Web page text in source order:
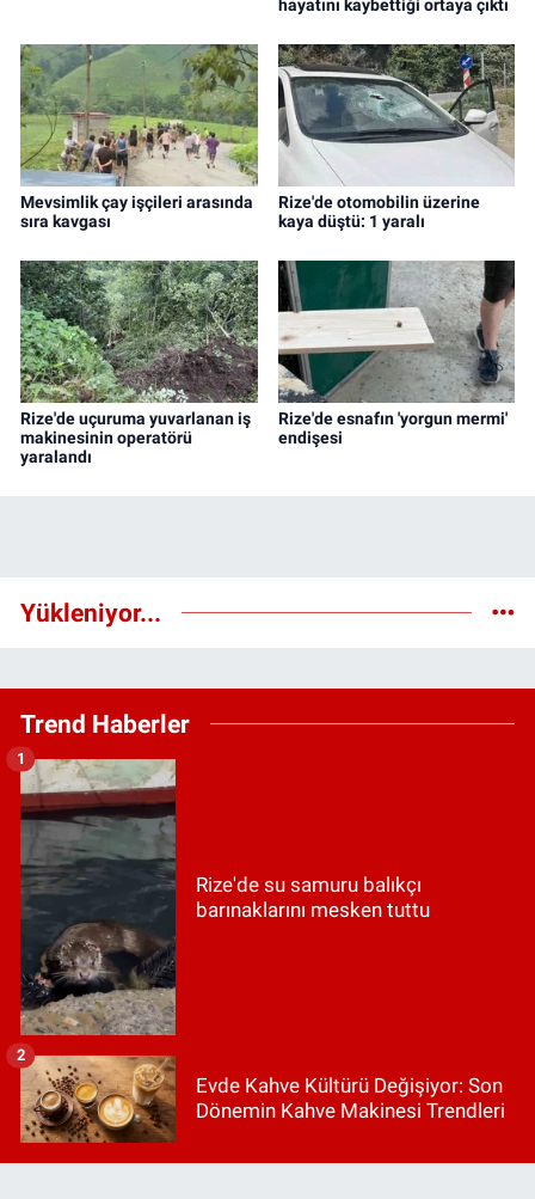
hayatını kaybettiği ortaya çıktı
Mevsimlik çay işçileri arasında
sıra kavgası
Rize'de otomobilin üzerine
kaya düştü: 1 yaralı
Rize'de uçuruma yuvarlanan iş
makinesinin operatörü
yaralandı
Rize'de esnafın 'yorgun mermi'
endişesi
Yükleniyor...
Trend Haberler
Rize'de su samuru balıkçı
barınaklarını mesken tuttu
1
Evde Kahve Kültürü Değişiyor: Son
Dönemin Kahve Makinesi Trendleri
2